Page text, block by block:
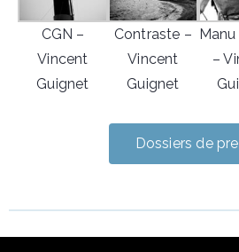
CGN –
Vincent
Guignet
Contraste –
Vincent
Guignet
–
Dossiers de